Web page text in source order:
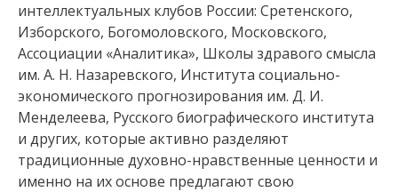
интеллектуальных клубов России: Сретенского,
Изборского, Богомоловского, Московского,
Ассоциации «Аналитика», Школы здравого смысла
им. А. Н. Назаревского, Института социально-
экономического прогнозирования им. Д. И.
Менделеева, Русского биографического института
и других, которые активно разделяют
традиционные духовно-нравственные ценности и
именно на их основе предлагают свою